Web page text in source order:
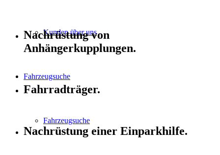
Kunden über uns
Fahrzeugsuche
Fahrzeugsuche
Nachrüstung von
Anhängerkupplungen.
Fahrradträger.
Nachrüstung einer Einparkhilfe.